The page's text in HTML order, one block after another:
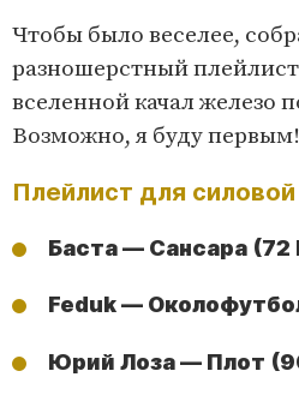
Чтобы было веселее,
разношерстный
вселенной качал железо
Возможно, я буду первым!
Плейлист для
Баста — Сансара (72
Feduk —
Юрий Лоза — Плот